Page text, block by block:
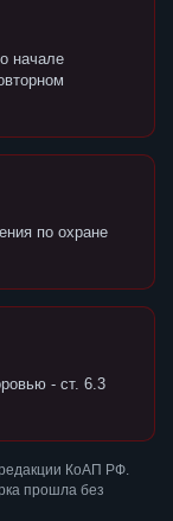
начале
по охране
- ст. 6.3
КоАП РФ.
прошла без